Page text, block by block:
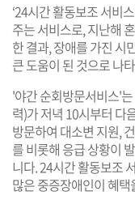
‘24시간 활동보조 서비
주는 서비스로, 지난해
한 결과, 장애를 가진 시
큰 도움이 된 것으로 나
'야간 순회방문서비스'
력)가 저녁 10시부터 다
방문하여 대소변 지원,
를 비롯해 응급 상황이
니다. 24시간 활동보조
많은 중증장애인이 혜